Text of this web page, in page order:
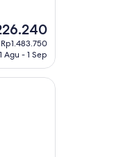
Agu - 1 Sep